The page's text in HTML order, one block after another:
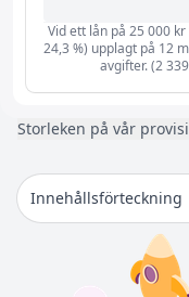
Vid ett lån på 25 000
24,3 %) upplagt på 12
avgifter. (2
Storleken på vår
Innehållsförteckning